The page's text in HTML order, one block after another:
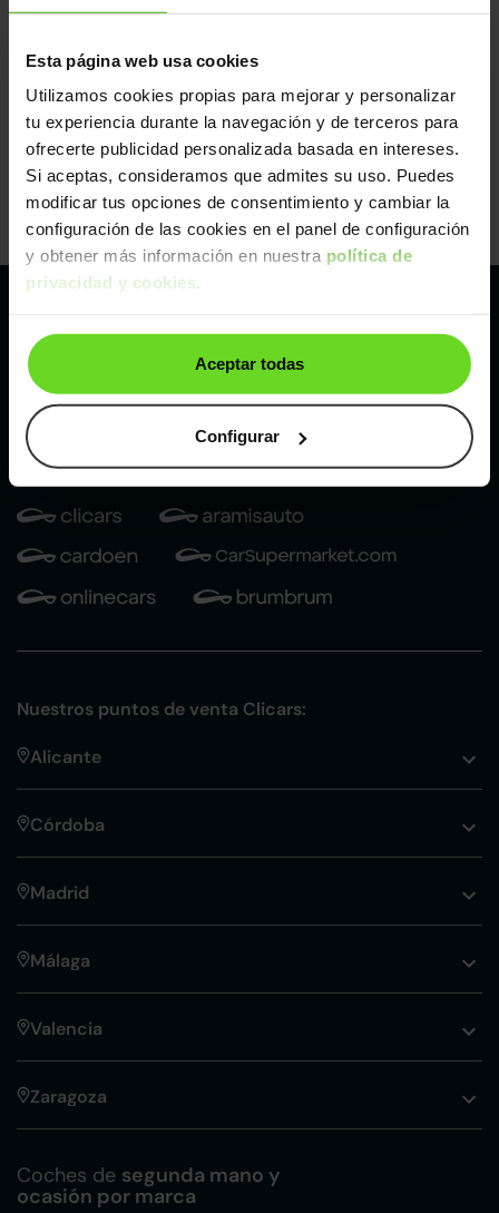
Esta página web usa cookies
Utilizamos cookies propias para mejorar y personalizar
tu experiencia durante la navegación y de terceros para
ofrecerte publicidad personalizada basada en intereses.
Si aceptas, consideramos que admites su uso. Puedes
modificar tus opciones de consentimiento y cambiar la
configuración de las cookies en el panel de configuración
y obtener más información en nuestra política de
privacidad y cookies.
Aceptar todas
Configurar
Pertenecemos al líder europeo de
compraventa de coches online
Con sede en: España, Francia, Bélgica, Reino Unido, Austria
e Italia.
¡Vendemos 1 coche por minuto!
Nuestros puntos de venta Clicars:
Alicante
Córdoba
Madrid
Málaga
Valencia
Zaragoza
Coches de segunda mano y
ocasión por marca